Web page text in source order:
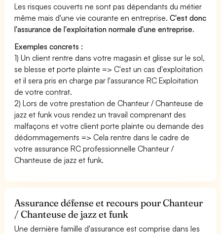
Les risques couverts ne sont pas dépendants du métier
même mais d'une vie courante en entreprise.C'est donc
l'assurance de l'exploitation normale d'une entreprise.
Exemples concrets :
1) Un client rentre dans votre magasin et glisse sur le sol,
se blesse et porte plainte => C'est un cas d'exploitation
et il sera pris en charge par l'assurance RC Exploitation
de votre contrat.
2) Lors de votre prestation de Chanteur / Chanteuse de
jazz et funk vous rendez un travail comprenant des
malfaçons et votre client porte plainte ou demande des
dédommagements => Cela rentre dans le cadre de
votre assurance RC professionnelle Chanteur /
Chanteuse de jazz et funk.
Assurance défense et recours pour Chanteur
/ Chanteuse de jazz et funk
Une dernière famille d'assurance est comprise dans les